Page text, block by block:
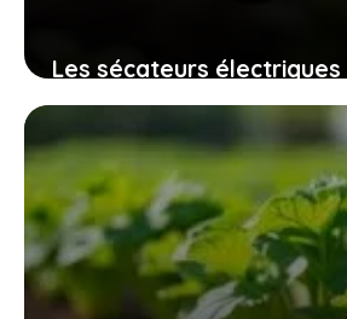
Les sécateurs électriques
32mm qui révolutionnent
des espaces verts sans
excessive
9 novembre 2025